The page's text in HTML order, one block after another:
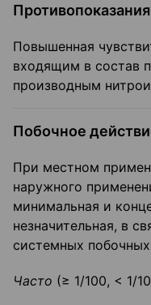
Противопоказания
Повышенная
входящим в состав
производным
Побочное
При местном
наружного
минимальная и
незначительная, в
системных
Часто (≥ 1/100, < 1/